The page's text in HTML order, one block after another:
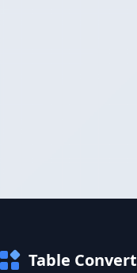
Table Convert